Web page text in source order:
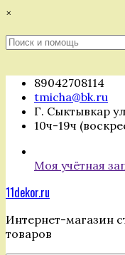
Перейти
содержимому
×
Поиск
89042708114
tmicha@bk.ru
Г. Сыктывкар
10ч-19ч
Моя учётная
11dekor.ru
Интернет-магазин
товаров